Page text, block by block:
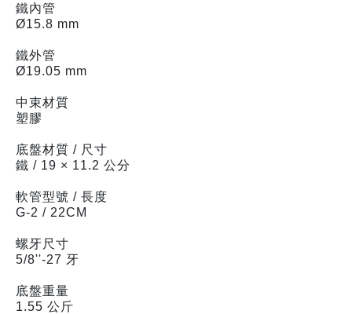
鐵內管
Ø15.8 mm
鐵外管
Ø19.05 mm
中束材質
塑膠
底盤材質 / 尺寸
鐵 / 19 × 11.2 公分
軟管型號 / 長度
G-2 / 22CM
螺牙尺寸
5/8''-27 牙
底盤重量
1.55 公斤